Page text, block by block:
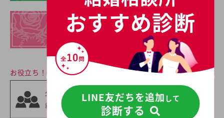
イチオシの
結婚相談所一覧
お役立ち！婚活情報
年齢別の婚活情
報
相手の職業から
選ぶ
婚活情報
おすすめ診断
LINE友だちを追加 して
診断する